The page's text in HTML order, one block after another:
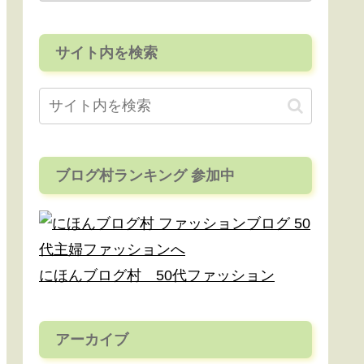
サイト内を検索
ブログ村ランキング 参加中
にほんブログ村 50代ファッション
アーカイブ